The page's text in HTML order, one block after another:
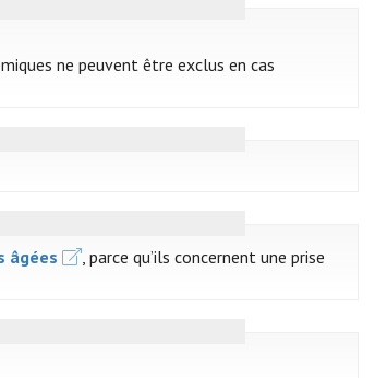
ne peuvent être exclus en cas
âgées
, parce qu’ils concernent une prise